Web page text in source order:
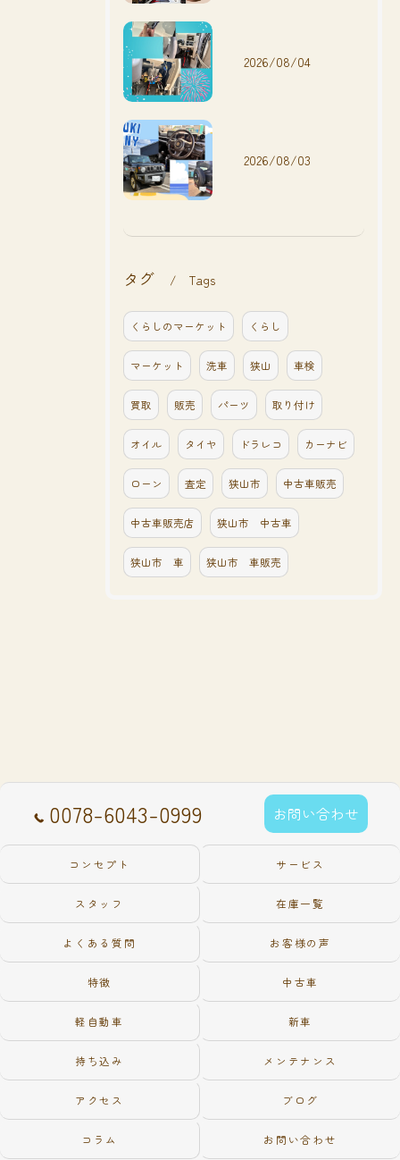
2026/08/04
2026/08/03
タグ Tags
くらしのマーケット くらし
マーケット 洗車 狭山 車検
買取 販売 パーツ 取り付け
オイル タイヤ ドラレコ カーナビ
ローン 査定 狭山市 中古車販売
中古車販売店 狭山市 中古車
狭山市 車 狭山市 車販売
0078-6043-0999 お問い合わせ
コンセプト サービス
スタッフ 在庫一覧
よくある質問 お客様の声
特徴 中古車
軽自動車 新車
持ち込み メンテナンス
アクセス ブログ
コラム お問い合わせ